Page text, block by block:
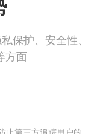
保护、安全性、
方面